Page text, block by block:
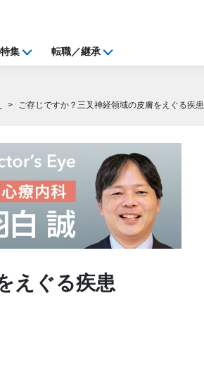
集 転職／継承
ご存じですか？三叉神経領域の皮膚をえぐる疾患
えぐる疾患